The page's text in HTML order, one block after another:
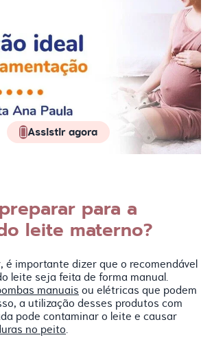
Assistir agora
para a
leite materno?
é importante dizer que o recomendável
leite seja feita de forma manual.
manuaisou elétricas que podem
a utilização desses produtos com
pode contaminar o leite e causar
no peito.